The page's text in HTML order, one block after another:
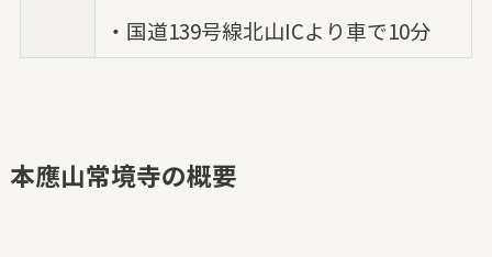
・国道139号線北山ICより車で10分
本應山常境寺の概要